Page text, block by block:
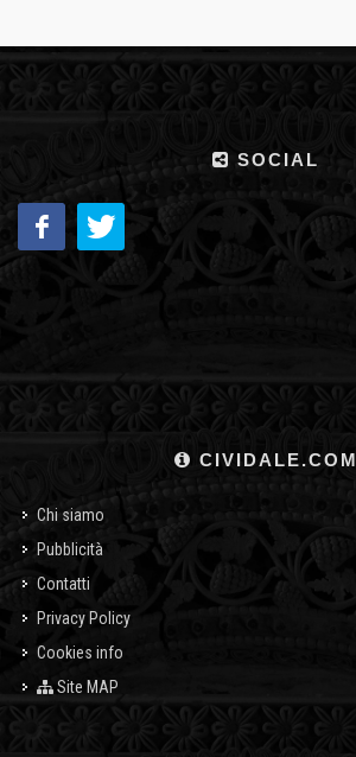
SOCIAL
CIVIDALE.COM
Chi siamo
Pubblicità
Contatti
Privacy Policy
Cookies info
Site MAP